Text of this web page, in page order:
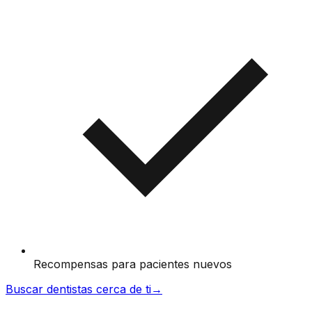
Recompensas para pacientes nuevos
Buscar dentistas cerca de ti→